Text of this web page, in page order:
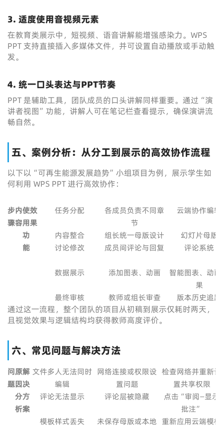
3. 适度使用音视频元素
在教育类展示中，短视频、语音讲解能增强感染力。WPS
PPT 支持直接插入多媒体文件，并可设置自动播放或手动触
发。
4. 统一口头表达与PPT节奏
PPT 是辅助工具，团队成员的口头讲解同样重要。通过“演
讲者视图”功能，讲解人可在笔记栏查看提示，确保演讲流
畅自然。
五、案例分析：从分工到展示的高效协作流程
以下以“可再生能源发展趋势”小组项目为例，展示学生如
何利用 WPS PPT 进行高效协作：
步
骤
内
容
使
用
功
能
效
果
任务分配
各成员负责不同章
节
云端协作编辑
内容整合 组长统一母版设计
幻灯片母版
讨论修改
成员间评论与回复 评论系统
数据展示 添加图表、动画
智能图表、动
果
最终审核
教师或组长审查 版本历史追踪
通过这一流程，整个团队的项目从初稿到展示仅耗时两天，
且视觉效果与逻辑结构均获得教师高度评价。
六、常见问题与解决方法
问
题
原
因
分
析
解
决
方
案
文件多人无法同时
编辑
网络连接或权限设
置问题
检查网络并重新设
置共享权限
评论无法显示
评论层被隐藏
点击“审阅—显示
批注”
模板样式丢失
未保存母版或本地 重新应用云端模板